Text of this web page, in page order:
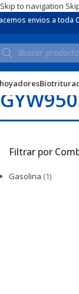
Skip to navigation
envios a toda
Filtrar por
Gasolina (1)